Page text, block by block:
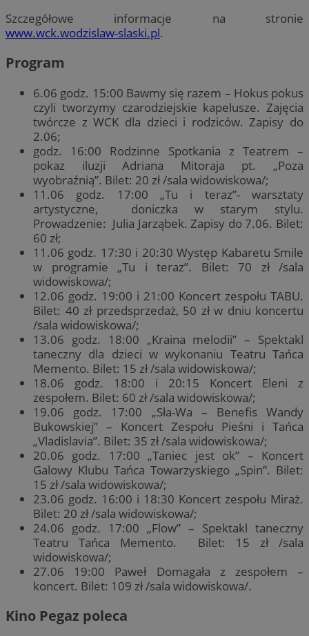
Szczegółowe informacje na stronie
www.wck.wodzislaw-slaski.pl.
Program
6.06 godz. 15:00 Bawmy się razem – Hokus pokus
czyli tworzymy czarodziejskie kapelusze. Zajęcia
twórcze z WCK dla dzieci i rodziców. Zapisy do
2.06;
godz. 16:00 Rodzinne Spotkania z Teatrem –
pokaz iluzji Adriana Mitoraja pt. „Poza
wyobraźnią”. Bilet: 20 zł /sala widowiskowa/;
11.06 godz. 17:00 „Tu i teraz”- warsztaty
artystyczne, doniczka w starym stylu.
Prowadzenie: Julia Jarząbek. Zapisy do 7.06. Bilet:
60 zł;
11.06 godz. 17:30 i 20:30 Występ Kabaretu Smile
w programie „Tu i teraz”. Bilet: 70 zł /sala
widowiskowa/;
12.06 godz. 19:00 i 21:00 Koncert zespołu TABU.
Bilet: 40 zł przedsprzedaż, 50 zł w dniu koncertu
/sala widowiskowa/;
13.06 godz. 18:00 „Kraina melodii” – Spektakl
taneczny dla dzieci w wykonaniu Teatru Tańca
Memento. Bilet: 15 zł /sala widowiskowa/;
18.06 godz. 18:00 i 20:15 Koncert Eleni z
zespołem. Bilet: 60 zł /sala widowiskowa/;
19.06 godz. 17:00 „Sła-Wa – Benefis Wandy
Bukowskiej” – Koncert Zespołu Pieśni i Tańca
„Vladislavia”. Bilet: 35 zł /sala widowiskowa/;
20.06 godz. 17:00 „Taniec jest ok” – Koncert
Galowy Klubu Tańca Towarzyskiego „Spin”. Bilet:
15 zł /sala widowiskowa/;
23.06 godz. 16:00 i 18:30 Koncert zespołu Miraż.
Bilet: 20 zł /sala widowiskowa/;
24.06 godz. 17:00 „Flow” – Spektakl taneczny
Teatru Tańca Memento. Bilet: 15 zł /sala
widowiskowa/;
27.06 19:00 Paweł Domagała z zespołem –
koncert. Bilet: 109 zł /sala widowiskowa/.
Kino Pegaz poleca